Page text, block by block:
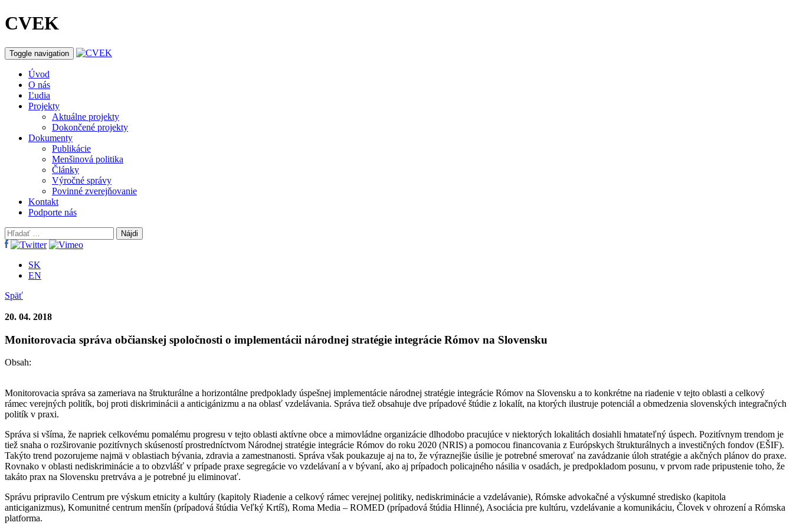
CVEK
Toggle navigation
Úvod
O nás
Ľudia
Projekty
Aktuálne projekty
Dokončené projekty
Dokumenty
Publikácie
Menšinová politika
Články
Výročné správy
Povinné zverejňovanie
Kontakt
Podporte nás
Hľadať:
SK
EN
Späť
20. 04. 2018
Monitorovacia správa občianskej spoločnosti o implementácii národnej stratégie integrácie Rómov na Slovensku
Obsah:
Monitorovacia správa sa zameriava na štrukturálne a horizontálne predpoklady úspešnej implementácie národnej stratégie integrácie Rómov na Slovensku a to konkrétne na riadenie v tejto oblasti a celkový
rámec verejných politík, boj proti diskriminácii a anticigánizmu a na oblasť vzdelávania. Správa tiež obsahuje dve prípadové štúdie z lokalít, na ktorých ilustruje potenciál a obmedzenia slovenských integračných
politík v praxi.
Správa si všíma, že napriek celkovému pomalému progresu v tejto oblasti aktívne obce a mimovládne organizácie dlhodobo pracujúce v niektorých lokalitách dosiahli hmatateľný úspech. Pozitívnym trendom je
tiež snaha o rozširovanie pozitívnych skúseností prostredníctvom Národnej stratégie integrácie Rómov do roku 2020 (NRIS) a pomocou financovania z Európskych štrukturálnych a investičných fondov (EŠIF).
Takýto trend pozorujeme najmä v oblastiach bývania, zdravia a zamestnanosti. Správa však poukazuje aj na to, že výraznejšie úsilie je potrebné smerovať na zavádzanie úloh stratégie a akčných plánov do praxe.
Rovnako v oblasti nediskriminácie a to obzvlášť v prípade praxe segregácie vo vzdelávaní a v bývaní, ako aj prípadoch policajného násilia v osadách, je predpokladom posunu, v prvom rade pripustenie toho, že
takáto prax na Slovensku pretrváva a je potrebné ju eliminovať.
Správu pripravilo Centrum pre výskum etnicity a kultúry (kapitoly Riadenie a celkový rámec verejnej politiky, nediskriminácie a vzdelávanie), Rómske advokačné a výskumné stredisko (kapitola
anticiganizmus), Komunitné centrum menšín (prípadová štúdia Veľký Krtíš), Roma Media – ROMED (prípadová štúdia Hlinné), Asociácia pre kultúru, vzdelávanie a komunikáciu, Človek v ohrození a Rómska
platforma.